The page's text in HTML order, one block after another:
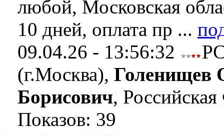
любой, Московская
10 дней, оплата пр ...
09.04.26 - 13:56:32
(г.Москва), Голенищев
Борисович,
Показов: 39